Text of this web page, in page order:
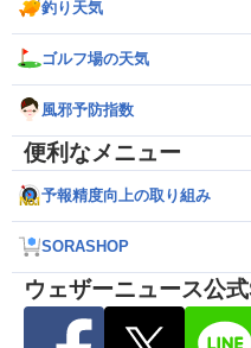
釣り天気
ゴルフ場の天気
風邪予防指数
便利なメニュー
予報精度向上の取り組み
SORASHOP
ウェザーニュース公